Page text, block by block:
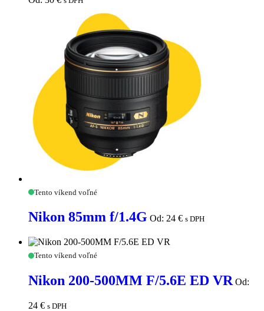
Nikon
f/1.4G
Tento víkend voľné
Nikon 85mm f/1.4G Od: 24 € s DPH
Nikon
500MM
F/5.6E
VR
Tento víkend voľné
Nikon 200-500MM F/5.6E ED VR Od:
24 € s DPH